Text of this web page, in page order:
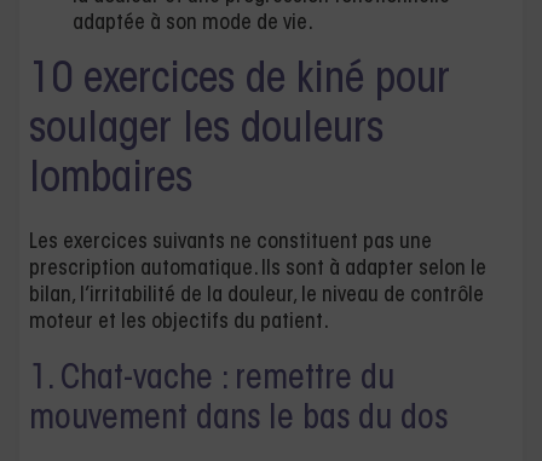
adaptée à son mode de vie.
10 exercices de kiné pour
soulager les douleurs
lombaires
Les exercices suivants ne constituent pas une
prescription automatique. Ils sont à adapter selon le
bilan, l’irritabilité de la douleur, le niveau de contrôle
moteur et les objectifs du patient.
1. Chat-vache : remettre du
mouvement dans le bas du dos